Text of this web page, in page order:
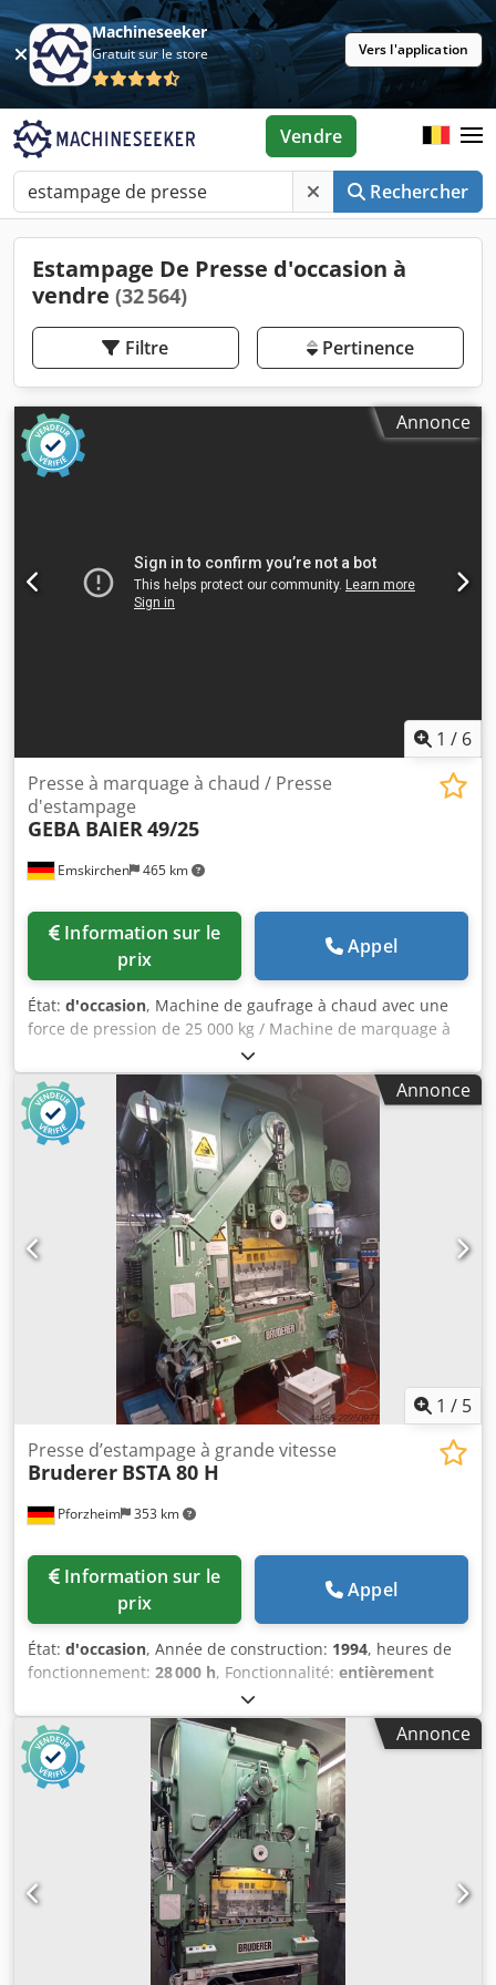
Machineseeker
Gratuit sur le store Vers l'application
Rechercher
Vendre
Estampage De Presse d'occasion à
vendre (32 564)
Filtre Pertinence
Annonce
1 / 6
Emskirchen 465 km
Presse à marquage à chaud / Presse
d'estampage
GEBA BAIER 49/25
prix
Appel
État: d'occasion, Machine de gaufrage à chaud avec une
force de pression de 25 000 kg / Machine de marquage à
chaud avec une pression de 25 000 kg Machine de
gaufrage à chaud / Machine de marquage à chaud GEBA
BAIER 49/25 Année de fabrication / Année : 1972 - N° de
série : 72425 Force de pression / Pression max. : 25 000 kg
Surface de gaufrage / Taille de gaufrage max. :
300 x 430 mm Réglage de la hauteur / Ajustement de la
hauteur : environ 190 mm En bon état / En bon état
Inspection vidéo en ligne par WhatsApp - MS Zoom -
Telegram En stock à Emskirchen/Nuremberg - Disponible
immédiatement - Peut être testée Dkjdpfxezh Hawe Abfer
Annonce
1 / 5
Pforzheim 353 km
Presse d’estampage à grande vitesse
Bruderer BSTA 80 H
prix
Appel
État: d'occasion, Année de construction: 1994, heures de
fonctionnement: 28 000 h, Fonctionnalité: entièrement
, La Bruderer BSTA 80H est une presse à
découper à grande vitesse de 80 tonnes, conçue pour la
fabrication d'outils combinés à opérations successives. Elle
est équipée d'un dispositif d'alimentation en bande BBV
320/200 et d'un système de surveillance des outils Unidor.
La machine est disponible en stock à Pforzheim et peut
être visitée. Force nominale : 800 kN (80 tonnes)
Surveillance des outils : Unidor Dedpfxszibtbs Abfokr
Nombre de courses : 100 à 1 000 courses/min Dispositif
d'alimentation en bande : Bruderer BBV 320/200 Course
réglable : 16 à 63 mm Surface de serrage : 970 mm²
Entraînement principal : 43 kW Alimentation électrique :
380 V / 50 Hz Surface du piston : 760 x 510 mm Surface de
Annonce